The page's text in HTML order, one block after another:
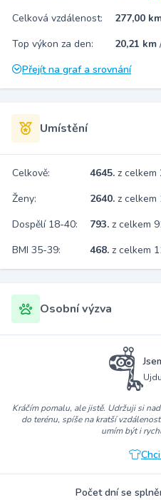
Celková vzdálenost:
277,00
Top výkon za den:
20,21 km
Přejít na graf a srovnání
Umístění
Celkově: 4645. z celkem
Ženy:
2640. z celkem
Dospělí 18-40:
793. z celkem
BMI 35-39:
468. z celkem
Osobní výzva
Kráčím pomalu, ale jistě. Udržuji si
do terénu, spíše na kratší
umím být i
Počet dní se